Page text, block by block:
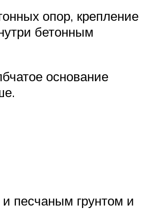
опор, крепление
бетонным
основание
песчаным грунтом и